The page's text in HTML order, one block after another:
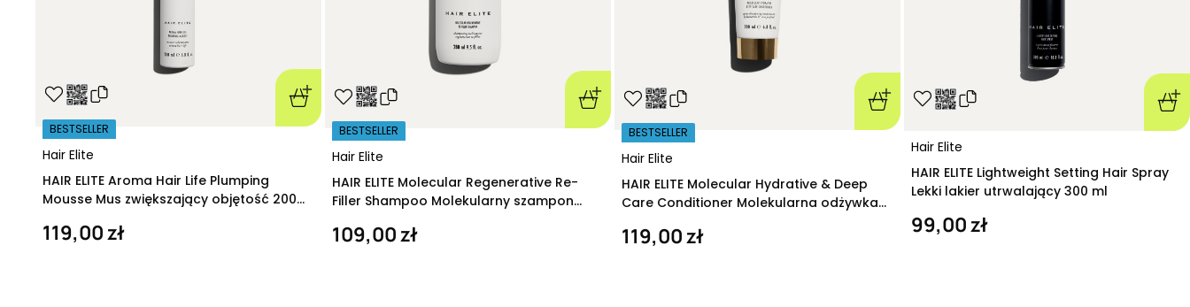
Hair Elite
BESTSELLER
HAIR ELITE Aroma Hair Life Plumping
Mousse Mus zwiększający objętość 200
119,00 zł
Hair Elite
BESTSELLER
HAIR ELITE Molecular Regenerative Re-
Filler Shampoo Molekularny szampon
109,00 zł
Hair Elite
BESTSELLER
HAIR ELITE Molecular Hydrative & Deep
Care Conditioner Molekularna odżywka
119,00 zł
Hair Elite
HAIR ELITE Lightweight Setting Hair Spray
Lekki lakier utrwalający 300 ml
99,00 zł